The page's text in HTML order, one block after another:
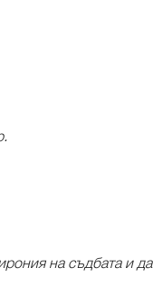
на съдбата и да